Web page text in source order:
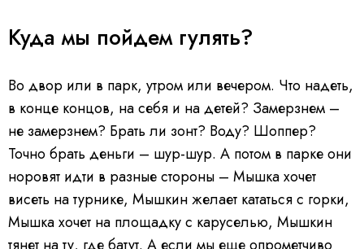
Куда мы пойдем гулять?
Во двор или в парк, утром или вечером. Что надеть,
в конце концов, на себя и на детей? Замерзнем –
не замерзнем? Брать ли зонт? Воду? Шоппер?
Точно брать деньги – шур-шур. А потом в парке они
норовят идти в разные стороны – Мышка хочет
висеть на турнике, Мышкин желает кататься с горки,
Мышка хочет на площадку с каруселью, Мышкин
тянет на ту, где батут. А если мы еще опрометчиво